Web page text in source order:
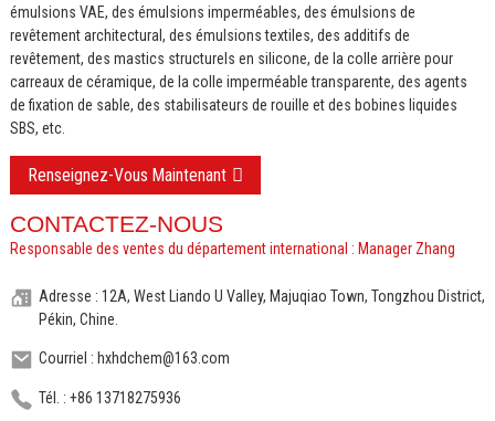
émulsions VAE, des émulsions imperméables, des émulsions de
revêtement architectural, des émulsions textiles, des additifs de
revêtement, des mastics structurels en silicone, de la colle arrière pour
carreaux de céramique, de la colle imperméable transparente, des agents
de fixation de sable, des stabilisateurs de rouille et des bobines liquides
SBS, etc.
Renseignez-Vous Maintenant
CONTACTEZ-NOUS
Responsable des ventes du département international : Manager Zhang
Adresse : 12A, West Liando U Valley, Majuqiao Town, Tongzhou District,
Pékin, Chine.
Courriel : hxhdchem@163.com
Tél. : +86 13718275936